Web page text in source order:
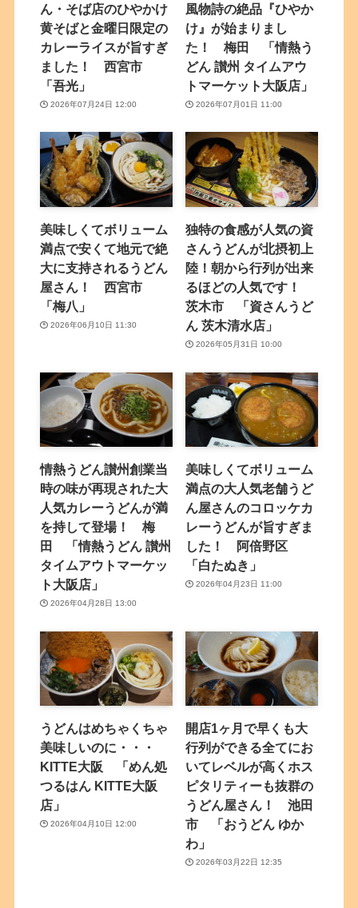
ん・そば店のひやかけ
黄そばと金曜日限定の
カレーライスが旨すぎ
ました！ 西宮市
「吾光」
2026年07月24日 12:00
風物詩の絶品『ひやか
け』が始まりまし
た！ 梅田 「情熱う
どん 讃州 タイムアウ
トマーケット大阪店」
2026年07月01日 11:00
美味しくてボリューム
満点で安くて地元で絶
大に支持されるうどん
屋さん！ 西宮市
「梅八」
2026年06月10日 11:30
独特の食感が人気の資
さんうどんが北摂初上
陸！朝から行列が出来
るほどの人気です！
茨木市 「資さんうど
ん 茨木清水店」
2026年05月31日 10:00
情熱うどん讃州創業当
時の味が再現された大
人気カレーうどんが満
を持して登場！ 梅
田 「情熱うどん 讃州
タイムアウトマーケッ
ト大阪店」
2026年04月28日 13:00
美味しくてボリューム
満点の大人気老舗うど
ん屋さんのコロッケカ
レーうどんが旨すぎま
した！ 阿倍野区
「白たぬき」
2026年04月23日 11:00
うどんはめちゃくちゃ
美味しいのに・・・
KITTE大阪 「めん処
つるはん KITTE大阪
店」
2026年04月10日 12:00
開店1ヶ月で早くも大
行列ができる全てにお
いてレベルが高くホス
ピタリティーも抜群の
うどん屋さん！ 池田
市 「おうどん ゆか
わ」
2026年03月22日 12:35